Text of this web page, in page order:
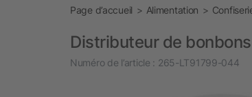
Page d’accueil Alimentation
Distributeur de
Numéro de l’article : 265-LT91799-044